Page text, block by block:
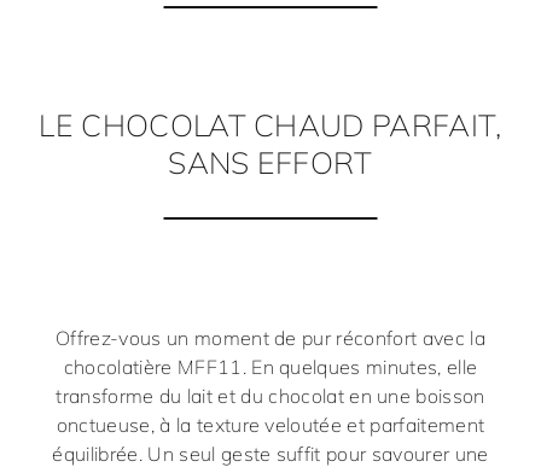
LE CHOCOLAT CHAUD PARFAIT,
SANS EFFORT
Offrez-vous un moment de pur réconfort avec la
chocolatière MFF11 . En quelques minutes, elle
transforme du lait et du chocolat en une boisson
onctueuse, à la texture veloutée et parfaitement
équilibrée. Un seul geste suffit pour savourer une